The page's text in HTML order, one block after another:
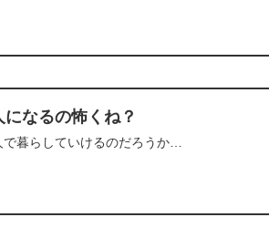
になるの怖くね？
で暮らしていけるのだろうか…